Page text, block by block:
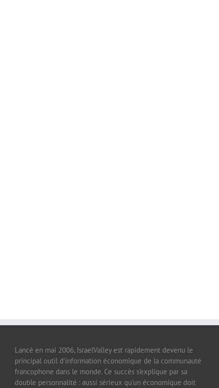
Lancé en mai 2006, IsraelValley est rapidement devenu le
principal outil d’information économique de la communauté
francophone dans le monde. Ce succès s’explique par sa
double personnalité : aussi sérieux qu’un économique doit